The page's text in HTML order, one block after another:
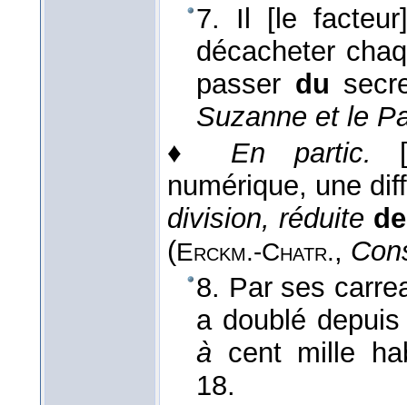
7. Il [le
décacheter
passer du
Suzanne et le
♦ En partic.
numérique, une
division, réduite
(Erckm.-Chatr.,
8. Par ses
a doublé
à cent mille
18.